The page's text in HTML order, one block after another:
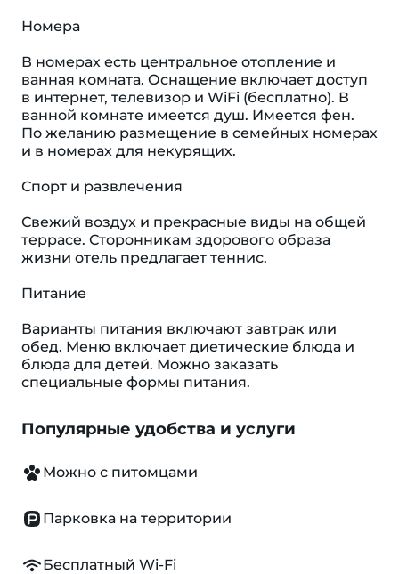
Номера
В номерах есть центральное отопление и
ванная комната. Оснащение включает доступ
в интернет, телевизор и WiFi (бесплатно). В
ванной комнате имеется душ. Имеется фен.
По желанию размещение в семейных номерах
и в номерах для некурящих.
Спорт и развлечения
Свежий воздух и прекрасные виды на общей
террасе. Сторонникам здорового образа
жизни отель предлагает теннис.
Питание
Варианты питания включают завтрак или
обед. Меню включает диетические блюда и
блюда для детей. Можно заказать
специальные формы питания.
Популярные удобства и услуги
Можно с питомцами
Парковка на территории
Бесплатный Wi-Fi